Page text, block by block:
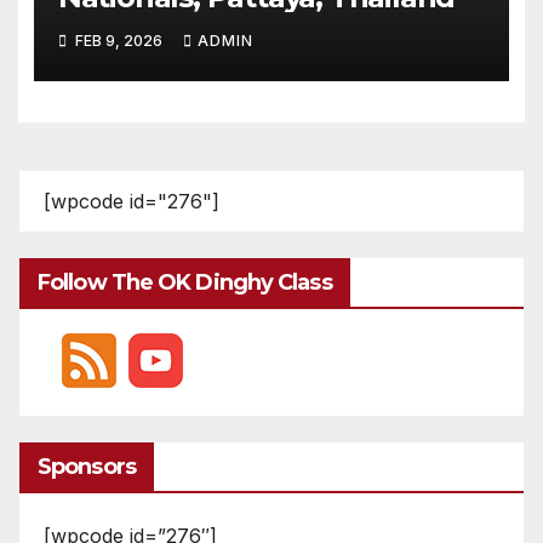
FEB 9, 2026 ADMIN
[wpcode id="276"]
Follow The OK Dinghy Class
Sponsors
[wpcode id=”276″]